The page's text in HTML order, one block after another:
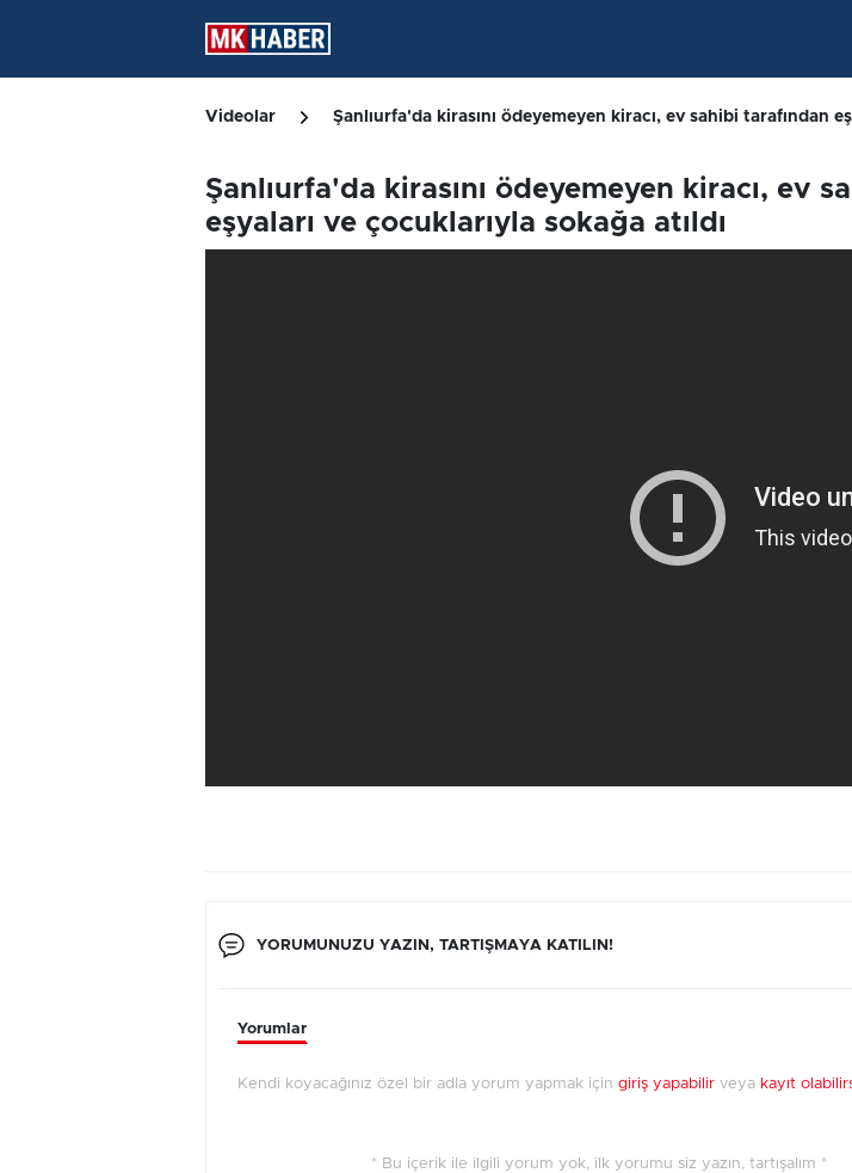
Videolar Şanlıurfa'da kirasını ödeyemeyen kiracı, ev sahibi tarafından
Şanlıurfa'da kirasını ödeyemeyen kiracı, ev
eşyaları ve çocuklarıyla sokağa atıldı
YORUMUNUZU YAZIN, TARTIŞMAYA KATILIN!
Yorumlar
Kendi koyacağınız özel bir adla yorum yapmak için giriş yapabilir veya kayıt
* Bu içerik ile ilgili yorum yok, ilk yorumu siz yazın, tartışalım *